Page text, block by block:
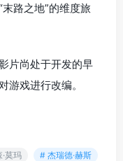
路之地”的维度旅
片尚处于开发的早
游戏进行改编。
莫玛 # 杰瑞德·赫斯